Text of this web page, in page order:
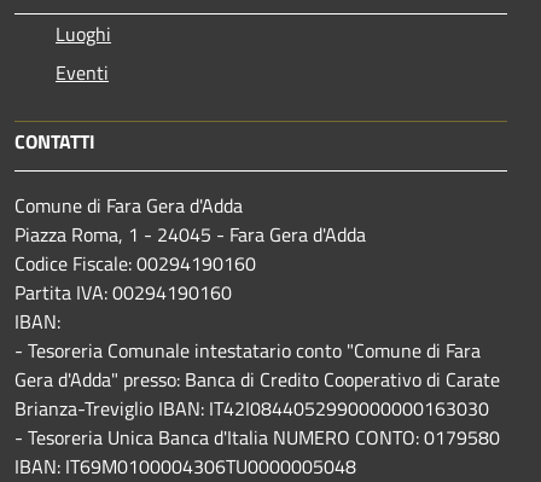
Luoghi
Eventi
CONTATTI
Comune di Fara Gera d'Adda
Piazza Roma, 1 - 24045 - Fara Gera d'Adda
Codice Fiscale: 00294190160
Partita IVA: 00294190160
IBAN:
- Tesoreria Comunale intestatario conto "Comune di Fara
Gera d'Adda" presso: Banca di Credito Cooperativo di Carate
Brianza-Treviglio IBAN: IT42I0844052990000000163030
- Tesoreria Unica Banca d'Italia NUMERO CONTO: 0179580
IBAN: IT69M0100004306TU0000005048